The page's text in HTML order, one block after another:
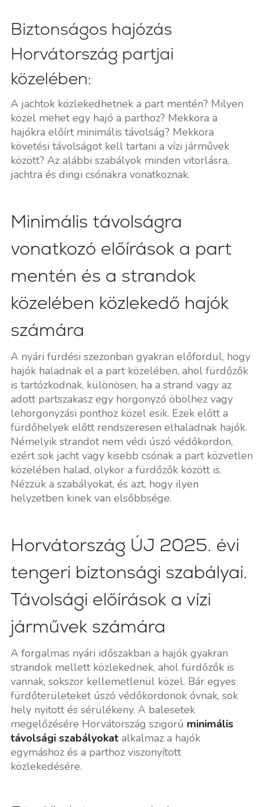
Biztonságos hajózás
Horvátország partjai
közelében:
A jachtok közlekedhetnek a part mentén? Milyen
közel mehet egy hajó a parthoz? Mekkora a
hajókra előírt minimális távolság? Mekkora
követési távolságot kell tartani a vízi járművek
között? Az alábbi szabályok minden vitorlásra,
jachtra és dingi csónakra vonatkoznak.
Minimális távolságra
vonatkozó előírások a part
mentén és a strandok
közelében közlekedő hajók
számára
A nyári fürdési szezonban gyakran előfordul, hogy
hajók haladnak el a part közelében, ahol fürdőzők
is tartózkodnak, különösen, ha a strand vagy az
adott partszakasz egy horgonyzó öbölhez vagy
lehorgonyzási ponthoz közel esik. Ezek előtt a
fürdőhelyek előtt rendszeresen elhaladnak hajók.
Némelyik strandot nem védi úszó védőkordon,
ezért sok jacht vagy kisebb csónak a part közvetlen
közelében halad, olykor a fürdőzők között is.
Nézzük a szabályokat, és azt, hogy ilyen
helyzetben kinek van elsőbbsége.
Horvátország ÚJ 2025. évi
tengeri biztonsági szabályai.
Távolsági előírások a vízi
járművek számára
A forgalmas nyári időszakban a hajók gyakran
strandok mellett közlekednek, ahol fürdőzők is
vannak, sokszor kellemetlenül közel. Bár egyes
fürdőterületeket úszó védőkordonok óvnak, sok
hely nyitott és sérülékeny. A balesetek
megelőzésére Horvátország szigorú minimális
távolsági szabályokatalkalmaz a hajók
egymáshoz és a parthoz viszonyított
közlekedésére.